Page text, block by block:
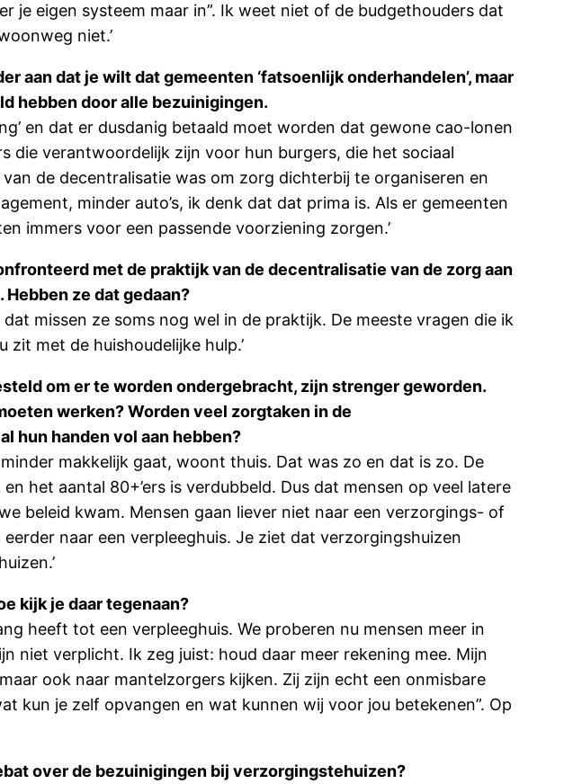
je eigen systeem maar in”. Ik weet niet of de budgethouders dat
niet.’
aan dat je wilt dat gemeenten ‘fatsoenlijk onderhandelen’, maar
hebben door alle bezuinigingen.
en dat er dusdanig betaald moet worden dat gewone cao-lonen
die verantwoordelijk zijn voor hun burgers, die het sociaal
de decentralisatie was om zorg dichterbij te organiseren en
minder auto’s, ik denk dat dat prima is. Als er gemeenten
immers voor een passende voorziening zorgen.’
met de praktijk van de decentralisatie van de zorg aan
ze dat gedaan?
missen ze soms nog wel in de praktijk. De meeste vragen die ik
met de huishoudelijke hulp.’
om er te worden ondergebracht, zijn strenger geworden.
werken? Worden veel zorgtaken in de
hun handen vol aan hebben?
makkelijk gaat, woont thuis. Dat was zo en dat is zo. De
het aantal 80+’ers is verdubbeld. Dus dat mensen op veel latere
beleid kwam. Mensen gaan liever niet naar een verzorgings- of
naar een verpleeghuis. Je ziet dat verzorgingshuizen
kijk je daar tegenaan?
heeft tot een verpleeghuis. We proberen nu mensen meer in
niet verplicht. Ik zeg juist: houd daar meer rekening mee. Mijn
ook naar mantelzorgers kijken. Zij zijn echt een onmisbare
kun je zelf opvangen en wat kunnen wij voor jou betekenen”. Op
over de bezuinigingen bij verzorgingstehuizen?